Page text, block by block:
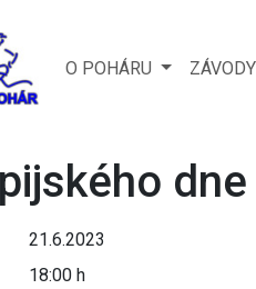
O POHÁRU ZÁVODY
21.6.2023
18:00 h